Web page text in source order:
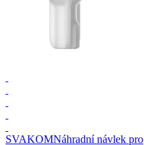
SVAKOMNáhradní návlek pro